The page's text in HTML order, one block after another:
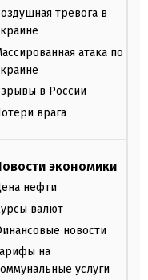
тревога в
атака по
в России
врага
экономики
нефти
валют
новости
на
услуги